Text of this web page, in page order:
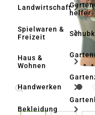
Landwirtschaft
Spielwaren &
Freizeit
Haus &
Wohnen
Handwerken
Bekleidung
helfer